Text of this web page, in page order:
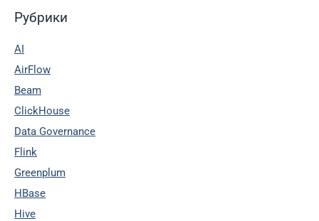
Рубрики
AI
AirFlow
Beam
ClickHouse
Data Governance
Flink
Greenplum
HBase
Hive